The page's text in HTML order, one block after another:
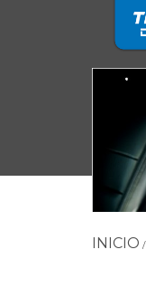
INICIO /